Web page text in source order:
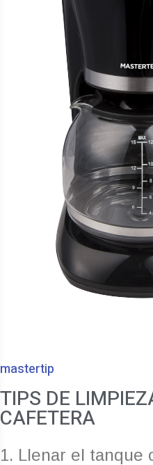
mastertip
TIPS DE
CAFETERA
1. Llenar el tanque